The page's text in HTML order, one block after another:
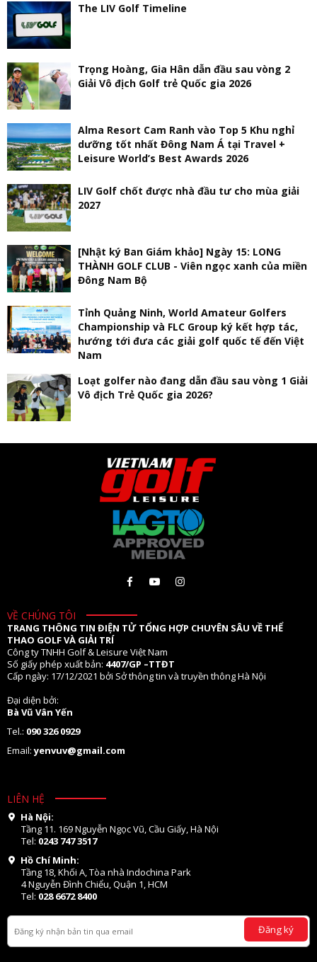
The LIV Golf Timeline
Trọng Hoàng, Gia Hân dẫn đầu sau vòng 2
Giải Vô địch Golf trẻ Quốc gia 2026
Alma Resort Cam Ranh vào Top 5 Khu nghỉ
dưỡng tốt nhất Đông Nam Á tại Travel +
Leisure World’s Best Awards 2026
LIV Golf chốt được nhà đầu tư cho mùa giải
2027
[Nhật ký Ban Giám khảo] Ngày 15: LONG
THÀNH GOLF CLUB - Viên ngọc xanh của miền
Đông Nam Bộ
Tỉnh Quảng Ninh, World Amateur Golfers
Championship và FLC Group ký kết hợp tác,
hướng tới đưa các giải golf quốc tế đến Việt
Nam
Loạt golfer nào đang dẫn đầu sau vòng 1 Giải
Vô địch Trẻ Quốc gia 2026?
VỀ CHÚNG TÔI
TRANG THÔNG TIN ĐIỆN TỬ TỔNG HỢP CHUYÊN SÂU VỀ THỂ
THAO GOLF VÀ GIẢI TRÍ
Công ty TNHH Golf & Leisure Việt Nam
Số giấy phép xuất bản: 4407/GP –TTĐT
Cấp ngày: 17/12/2021 bởi Sở thông tin và truyền thông Hà Nội
Đại diện bởi:
Bà Vũ Vân Yến
Tel.: 090 326 0929
Email:yenvuv@gmail.com
LIÊN HỆ
Hà Nội:
Tầng 11. 169 Nguyễn Ngọc Vũ, Cầu Giấy, Hà Nội
Tel: 0243 747 3517
Hồ Chí Minh:
Tầng 18, Khối A, Tòa nhà Indochina Park
4 Nguyễn Đình Chiểu, Quận 1, HCM
Tel: 028 6672 8400
Đăng ký